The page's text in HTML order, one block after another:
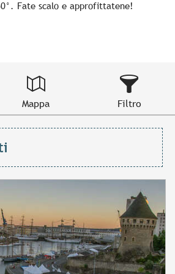
Fate scalo e approfittatene!
Mappa Filtro